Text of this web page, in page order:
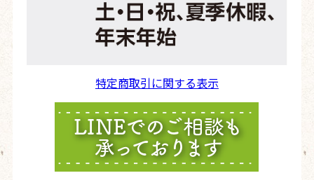
特定商取引に関する表示